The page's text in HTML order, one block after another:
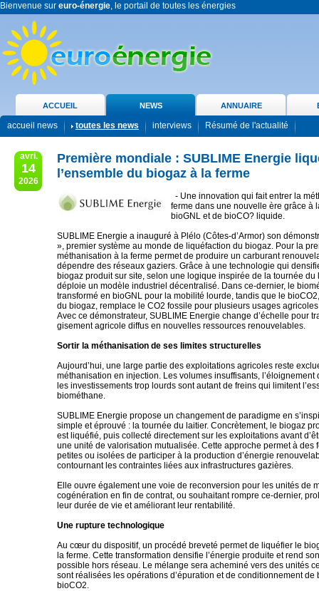
Bienvenue sur euro-énergie, le portail de toutes les énergies
ACCUEIL NEWS ANNUAIRE
accueil news toutes les news interviews Résumé de l'actualité
avri.
14
2026
Première mondiale : SUBLIME Energie
l’ensemble du biogaz à la ferme
- Une innovation qui fait entrer la
ferme dans une nouvelle ère grâce à
bioGNL et de bioCO? liquide.
SUBLIME Energie a inauguré à Plélo (Côtes-d’Armor) son
», premier système au monde de liquéfaction du biogaz. Pour la
méthanisation à la ferme permet de produire un carburant
dépendre des réseaux gaziers. Grâce à une technologie qui
biogaz produit sur site, selon une logique inspirée de la tournée du
déploie un modèle industriel décentralisé. Dans ce-dernier, le
transformé en bioGNL pour la mobilité lourde, tandis que le
du biogaz, remplace le CO2 fossile pour plusieurs usages
Avec ce démonstrateur, SUBLIME Energie change d’échelle pour
gisement agricole diffus en nouvelles ressources renouvelables.
Sortir la méthanisation de ses limites structurelles
Aujourd’hui, une large partie des exploitations agricoles reste
méthanisation en injection. Les volumes insuffisants, l’éloignement
les investissements trop lourds sont autant de freins qui limitent
biométhane.
SUBLIME Energie propose un changement de paradigme en
simple et éprouvé : la tournée du laitier. Concrètement, le biogaz
est liquéfié, puis collecté directement sur les exploitations avant
une unité de valorisation mutualisée. Cette approche permet à des
petites ou isolées de participer à la production d’énergie
contournant les contraintes liées aux infrastructures gazières.
Elle ouvre également une voie de reconversion pour les unités de
cogénération en fin de contrat, ou souhaitant rompre ce-dernier,
leur durée de vie et améliorant leur rentabilité.
Une rupture technologique
Au cœur du dispositif, un procédé breveté permet de liquéfier le
la ferme. Cette transformation densifie l’énergie produite et rend
possible hors réseau. Le mélange sera acheminé vers des unités
sont réalisées les opérations d’épuration et de conditionnement de
bioCO2.